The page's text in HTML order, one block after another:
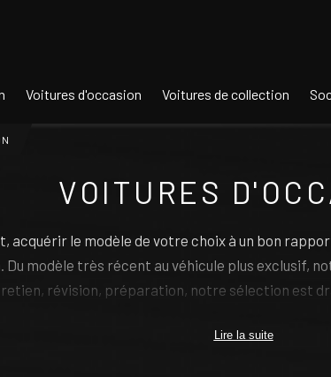
Voitures d'occasion Voitures de collection
VOITURES
acquérir le modèle de votre choix à un bon
Du modèle très récent au véhicule plus exclusif,
révision, préparation, notre sélection est
avec des garanties et des services qui lui
Lire la suite